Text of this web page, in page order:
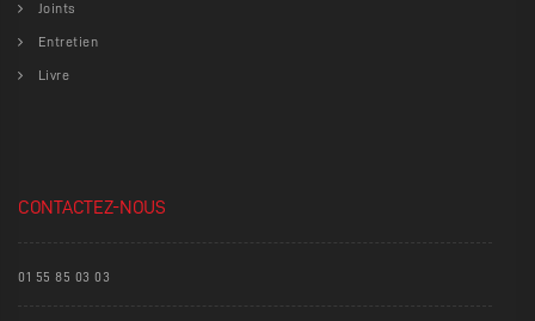
Joints
Entretien
Livre
CONTACTEZ-NOUS
01 55 85 03 03